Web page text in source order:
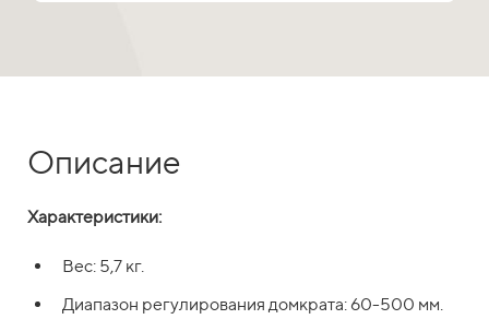
Описание
Характеристики:
Вес: 5,7 кг.
Диапазон регулирования домкрата: 60-500 мм.